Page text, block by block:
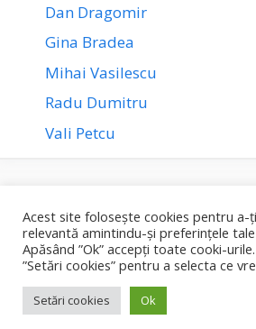
Dan Dragomir
Gina Bradea
Mihai Vasilescu
Radu Dumitru
Vali Petcu
Tranzacționarea este riscantă și ar
parțială sau totală a capitalului
furnizate doar în scop informativ și
sfaturi financiare și/sau
Acest site folosește cookies pentru a-
relevantă amintindu-și preferințele
Apăsând ”Ok” accepți toate cooki-
”Setări cookies” pentru a selecta ce
Setări cookies Ok